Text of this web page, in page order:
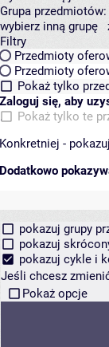
Grupa przedmiotów:
wybierz inną grupę
Filtry
Przedmioty
Przedmioty
Pokaż tylko
Zaloguj się, aby
Pokaż tylko te
Konkretniej -
Dodatkowo
pokazuj grupy
pokazuj
pokazuj cykle i
Jeśli chcesz
Pokaż opcje